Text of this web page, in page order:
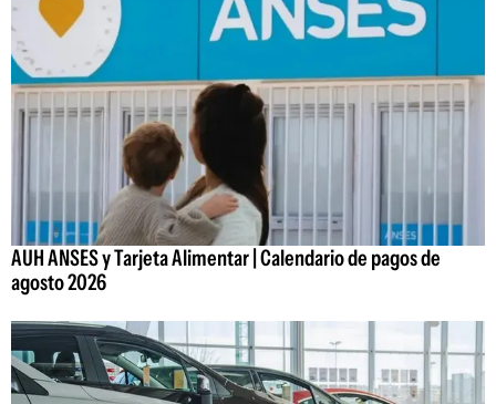
AUH ANSES y Tarjeta Alimentar | Calendario de pagos de
agosto 2026